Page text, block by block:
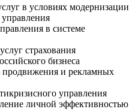
в условиях модернизации
управления
в системе
страхования
бизнеса
продвижения и рекламных
управления
личной эффективностью